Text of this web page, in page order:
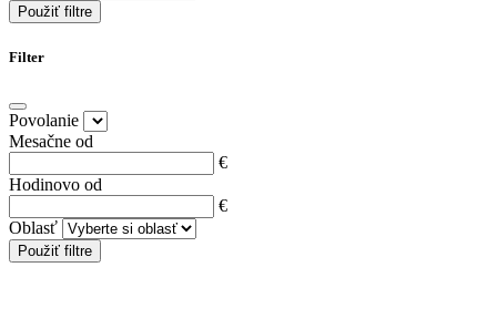
Použiť filtre
Filter
Povolanie
Mesačne od
€
Hodinovo od
€
Oblasť
Použiť filtre